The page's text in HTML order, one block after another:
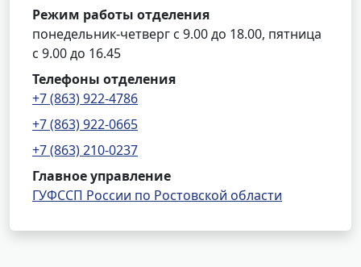
Режим работы отделения
понедельник-четверг с 9.00 до 18.00, пятница
с 9.00 до 16.45
Телефоны отделения
+7 (863) 922-4786
+7 (863) 922-0665
+7 (863) 210-0237
Главное управление
ГУФССП России по Ростовской области